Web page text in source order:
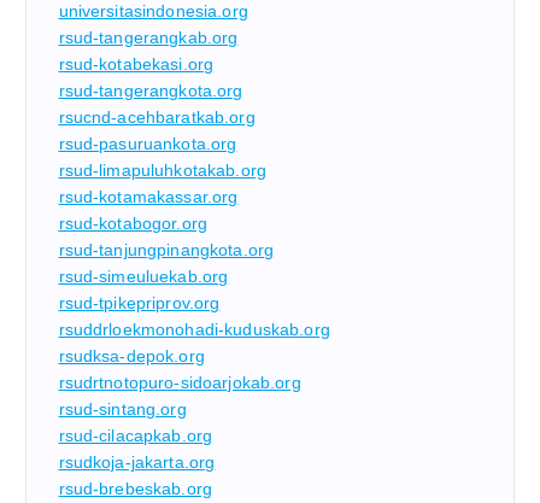
universitasindonesia.org
rsud-tangerangkab.org
rsud-kotabekasi.org
rsud-tangerangkota.org
rsucnd-acehbaratkab.org
rsud-pasuruankota.org
rsud-limapuluhkotakab.org
rsud-kotamakassar.org
rsud-kotabogor.org
rsud-tanjungpinangkota.org
rsud-simeuluekab.org
rsud-tpikepriprov.org
rsuddrloekmonohadi-kuduskab.org
rsudksa-depok.org
rsudrtnotopuro-sidoarjokab.org
rsud-sintang.org
rsud-cilacapkab.org
rsudkoja-jakarta.org
rsud-brebeskab.org